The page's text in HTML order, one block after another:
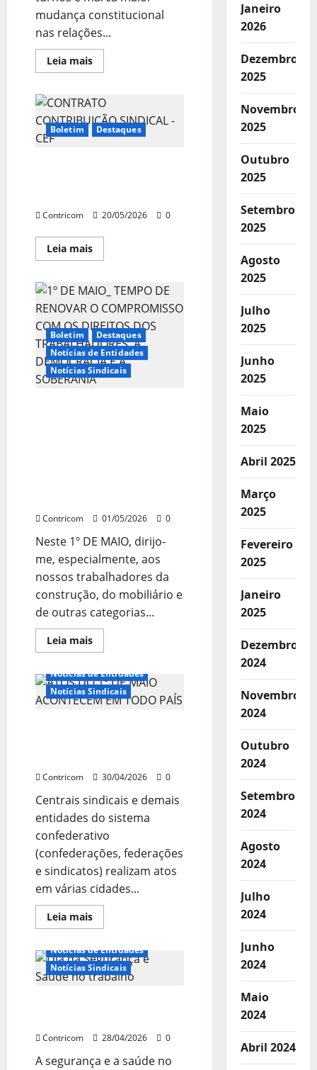
mudança constitucional
nas relações...
Leia maisLeia
mais
aprova
fim
da
escala
6×1
do
movimento
Boletim Destaques
Contricom 20/05/2026 0
Leia maisLeia
mais
CONTRIBUIÇÃO
SINDICAL
–
CEF
Boletim
Destaques
Notícias de Entidades
Notícias Sindicais
Contricom 01/05/2026 0
Neste 1º DE MAIO, dirijo-
me, especialmente, aos
nossos trabalhadores da
construção, do mobiliário e
de outras categorias...
Leia maisLeia
mais
DE
MAIO:
TEMPO
DE
DOS
A
DEMOCRACIA
E
A
SOBERANIA
Boletim
Destaques
Notícias de Entidades
Notícias Sindicais
Contricom 30/04/2026 0
Centrais sindicais e demais
entidades do sistema
confederativo
(confederações, federações
e sindicatos) realizam atos
em várias cidades...
Leia maisLeia
mais
DO
1º
DE
MAIO
Boletim
Destaques
Notícias de Entidades
Notícias Sindicais
Contricom 28/04/2026 0
A segurança e a saúde no
Janeiro
2026
Dezembro
2025
Novembro
2025
Outubro
2025
Setembro
2025
Agosto
2025
Julho
2025
Junho
2025
Maio
2025
Abril 2025
Março
2025
Fevereiro
2025
Janeiro
2025
Dezembro
2024
Novembro
2024
Outubro
2024
Setembro
2024
Agosto
2024
Julho
2024
Junho
2024
Maio
2024
Abril 2024